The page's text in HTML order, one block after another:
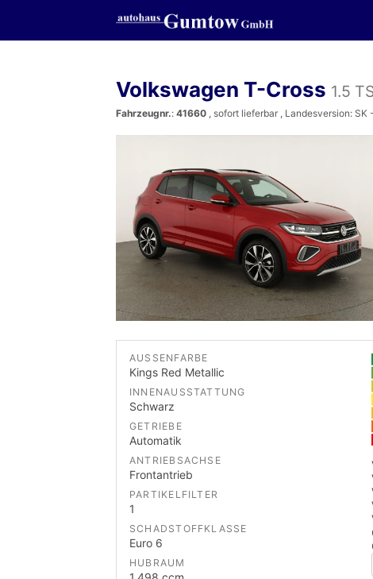
Volkswagen T-Cross 1.5
Fahrzeugnr.: 41660 , sofort lieferbar , Landesversion: SK
AUSSENFARBE
Kings Red Metallic
INNENAUSSTATTUNG
Schwarz
GETRIEBE
Automatik
ANTRIEBSACHSE
Frontantrieb
PARTIKELFILTER
1
SCHADSTOFFKLASSE
Euro 6
HUBRAUM